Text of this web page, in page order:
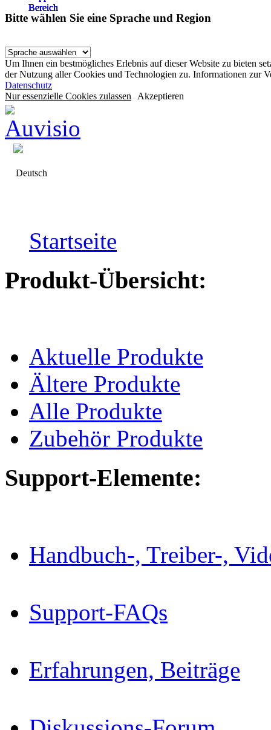
Bitte wählen Sie eine Sprache und Region
Um Ihnen ein bestmögliches Erlebnis auf dieser Website zu bieten
der Nutzung aller Cookies und Technologien zu. Informationen zur
Datenschutz
Nur essenzielle Cookies zulassen Akzeptieren
Deutsch
Startseite
Produkt-Übersicht:
Aktuelle Produkte
Ältere Produkte
Alle Produkte
Zubehör Produkte
Support-Elemente:
Handbuch-, Treiber-,
Support-FAQs
Erfahrungen, Beiträge
Bereich
Bereich
Bereich
Bereich